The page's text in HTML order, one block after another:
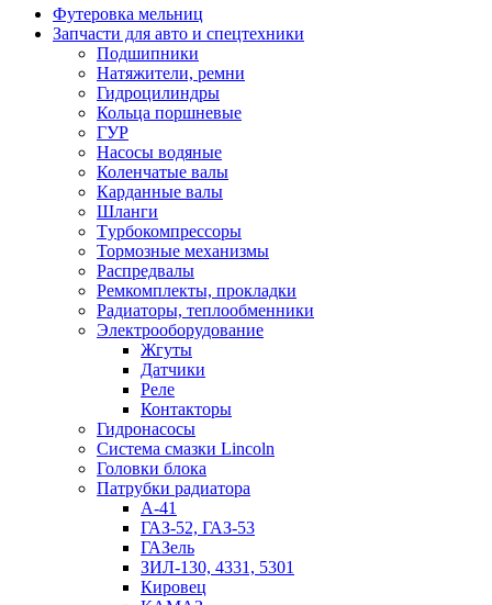
Футеровка мельниц
Запчасти для авто и спецтехники
Подшипники
Натяжители, ремни
Гидроцилиндры
Кольца поршневые
ГУР
Насосы водяные
Коленчатые валы
Карданные валы
Шланги
Tурбокомпрессоры
Тормозные механизмы
Распредвалы
Ремкомплекты, прокладки
Радиаторы, теплообменники
Электрооборудование
Жгуты
Датчики
Реле
Контакторы
Гидронасосы
Система смазки Lincoln
Головки блока
Патрубки радиатоpа
А-41
ГАЗ-52, ГАЗ-53
ГАЗель
ЗИЛ-130, 4331, 5301
Кировец